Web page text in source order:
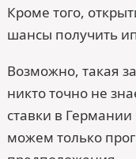
Кроме того,
шансы получить
Возможно, такая
никто точно не
ставки в
можем только